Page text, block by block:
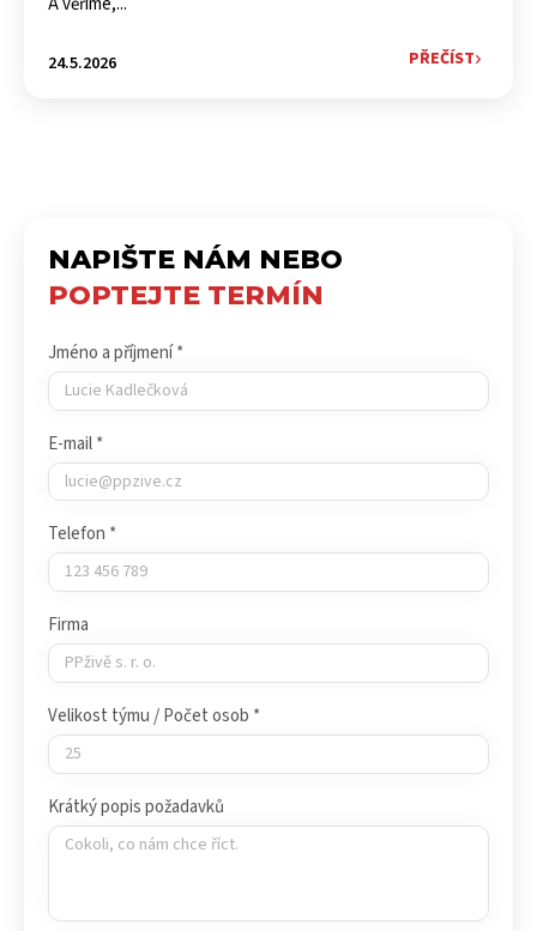
24.5.2026 PŘEČÍST
NAPIŠTE NÁM NEBO
POPTEJTE TERMÍN
Jméno a příjmení *
E-mail *
Telefon *
Firma
Velikost týmu / Počet osob *
Krátký popis požadavků